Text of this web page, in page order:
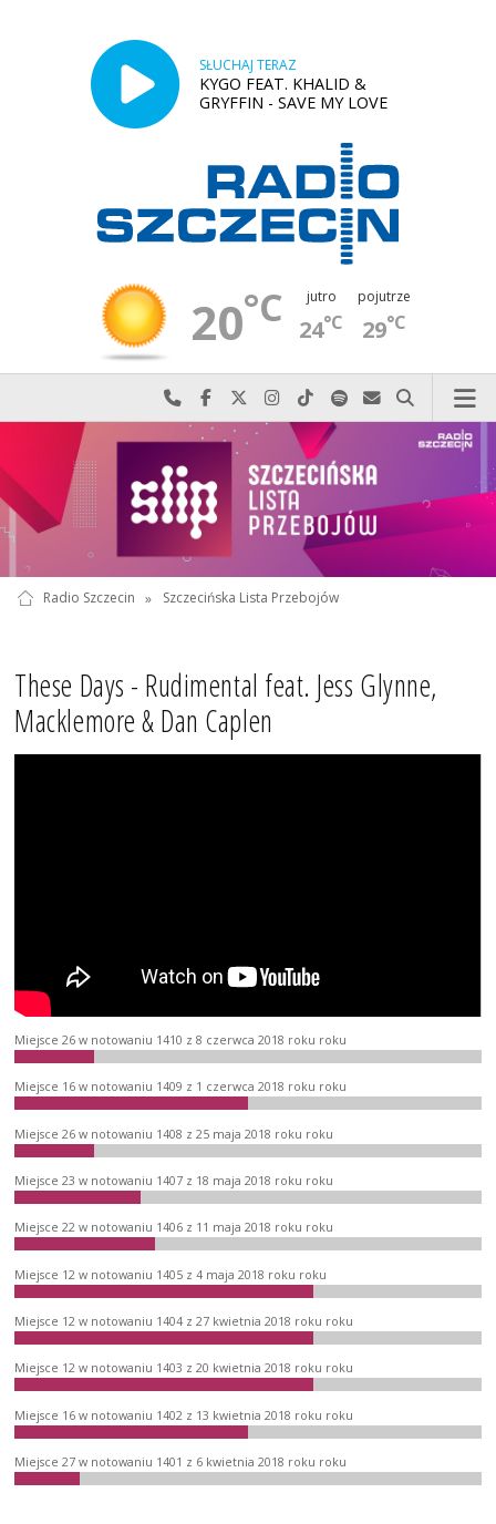
SŁUCHAJ TERAZ
KYGO FEAT. KHALID &
GRYFFIN - SAVE MY LOVE
20°C jutro
24°C
pojutrze
29°C
Najlepiej po prostu do nas zadzwoń
Odwiedź nas na Facebook-u
Odwiedź nas na X
Odwiedź nas na Instagram-ie
Odwiedź nas na TikTok-u
Szukaj nas na Spotify
Wyślij do nas
Szukaj
Radio Szczecin » Szczecińska Lista Przebojów
These Days - Rudimental feat. Jess Glynne,
Macklemore & Dan Caplen
Miejsce 26 w notowaniu 1410 z 8 czerwca 2018 roku roku
Miejsce 16 w notowaniu 1409 z 1 czerwca 2018 roku roku
Miejsce 26 w notowaniu 1408 z 25 maja 2018 roku roku
Miejsce 23 w notowaniu 1407 z 18 maja 2018 roku roku
Miejsce 22 w notowaniu 1406 z 11 maja 2018 roku roku
Miejsce 12 w notowaniu 1405 z 4 maja 2018 roku roku
Miejsce 12 w notowaniu 1404 z 27 kwietnia 2018 roku roku
Miejsce 12 w notowaniu 1403 z 20 kwietnia 2018 roku roku
Miejsce 16 w notowaniu 1402 z 13 kwietnia 2018 roku roku
Miejsce 27 w notowaniu 1401 z 6 kwietnia 2018 roku roku